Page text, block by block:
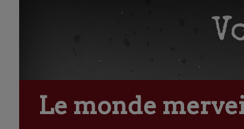
Le monde